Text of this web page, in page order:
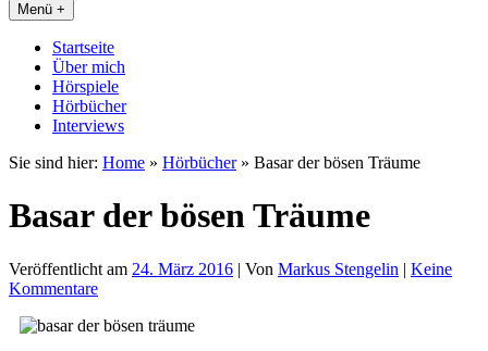
Menü +
Startseite
Über mich
Hörspiele
Hörbücher
Interviews
Sie sind hier: Home » Hörbücher» Basar der bösen Träume
Basar der bösen Träume
Veröffentlicht am 24. März 2016 | Von Markus Stengelin | Keine
Kommentare